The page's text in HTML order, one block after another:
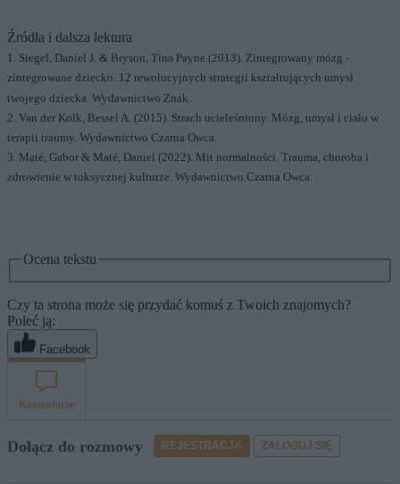
Źródła i dalsza lektura
1. Siegel, Daniel J. & Bryson, Tina Payne (2013). Zintegrowany mózg -
zintegrowane dziecko. 12 rewolucyjnych strategii kształtujących umysł
twojego dziecka. Wydawnictwo Znak.
2. Van der Kolk, Bessel A. (2015). Strach ucieleśniony. Mózg, umysł i ciało w
terapii traumy. Wydawnictwo Czarna Owca.
3. Maté, Gabor & Maté, Daniel (2022). Mit normalności. Trauma, choroba i
zdrowienie w toksycznej kulturze. Wydawnictwo Czarna Owca.
Ocena tekstu
Czy ta strona może się przydać komuś z Twoich znajomych?
Poleć ją:
Facebook